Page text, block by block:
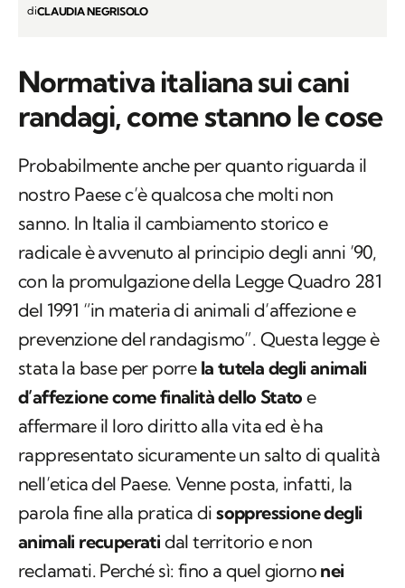
diCLAUDIA NEGRISOLO
Normativa italiana sui cani
randagi, come stanno le cose
Probabilmente anche per quanto riguarda il
nostro Paese c’è qualcosa che molti non
sanno. In Italia il cambiamento storico e
radicale è avvenuto al principio degli anni ’90,
con la promulgazione della Legge Quadro 281
del 1991 “in materia di animali d’affezione e
prevenzione del randagismo”. Questa legge è
stata la base per porre la tutela degli animali
d’affezione come finalità dello Stato e
affermare il loro diritto alla vita ed è ha
rappresentato sicuramente un salto di qualità
nell’etica del Paese. Venne posta, infatti, la
parola fine alla pratica disoppressione degli
animali recuperati dal territorio e non
reclamati. Perché sì: fino a quel giorno nei